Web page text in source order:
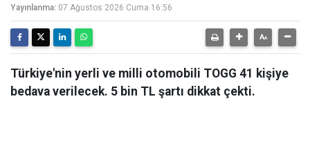
Yayınlanma: 07 Ağustos 2026 Cuma 16:56
Türkiye'nin yerli ve milli otomobili TOGG 41 kişiye
bedava verilecek. 5 bin TL şartı dikkat çekti.